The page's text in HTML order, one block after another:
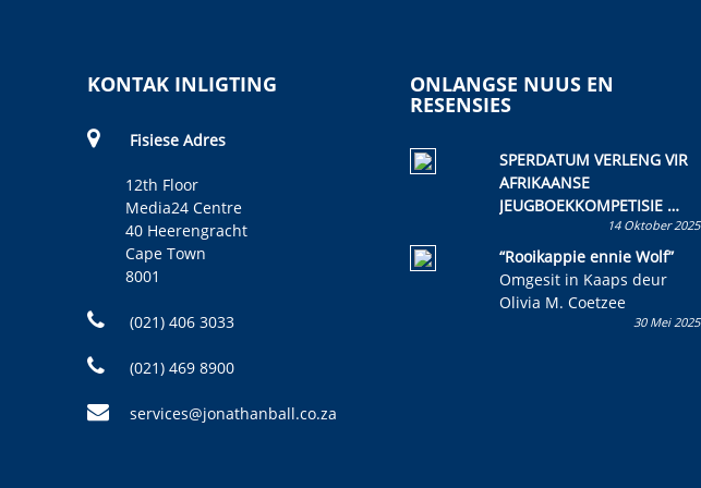
KONTAK INLIGTING
Fisiese Adres
12th Floor
Media24 Centre
40 Heerengracht
Cape Town
8001
(021) 406 3033
(021) 469 8900
services@jonathanball.co.za
ONLANGSE NUUS EN
RESENSIES
SPERDATUM VERLENG VIR
AFRIKAANSE
JEUGBOEKKOMPETISIE
Skryf ’n jeugboek of
kinderboek en staan ’n
kans om R50 000 te wen!
14 Oktober 2025
“Rooikappie ennie Wolf”
Omgesit in Kaaps deur
Olivia M. Coetzee
30 Mei 2025